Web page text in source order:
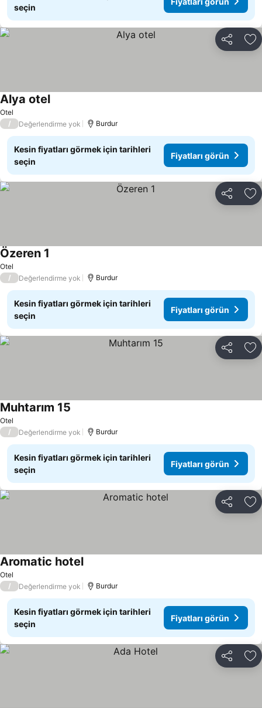
seçin
Paylaş
Otel
Alya otel
/ Değerlendirme yok Burdur
Kesin fiyatları görmek için tarihleri
seçin
Fiyatları görün
Paylaş
Otel
Özeren 1
/ Değerlendirme yok Burdur
Kesin fiyatları görmek için tarihleri
seçin
Fiyatları görün
Paylaş
Otel
Muhtarım 15
/ Değerlendirme yok Burdur
Kesin fiyatları görmek için tarihleri
seçin
Fiyatları görün
Paylaş
Otel
Aromatic hotel
/ Değerlendirme yok Burdur
Kesin fiyatları görmek için tarihleri
seçin
Fiyatları görün
Paylaş